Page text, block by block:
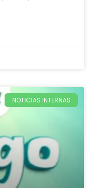
NOTICIAS INTERNAS